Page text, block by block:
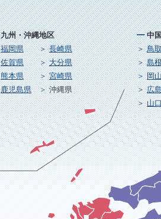
九州・沖縄地区
福岡県
長崎県
佐賀県
大分県
熊本県
宮崎県
鹿児島県
沖縄県
中
鳥
島
岡
広
山